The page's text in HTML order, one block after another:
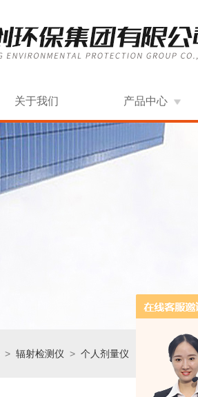
关于我们 产品中心
> 辐射检测仪 > 个人剂量仪